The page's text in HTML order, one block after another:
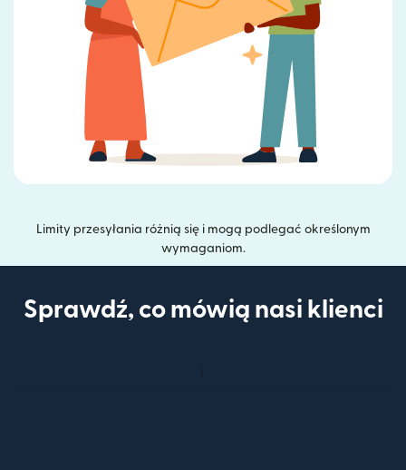
Limity przesyłania różnią się i mogą podlegać określonym
wymaganiom.
Sprawdź, co mówią nasi klienci